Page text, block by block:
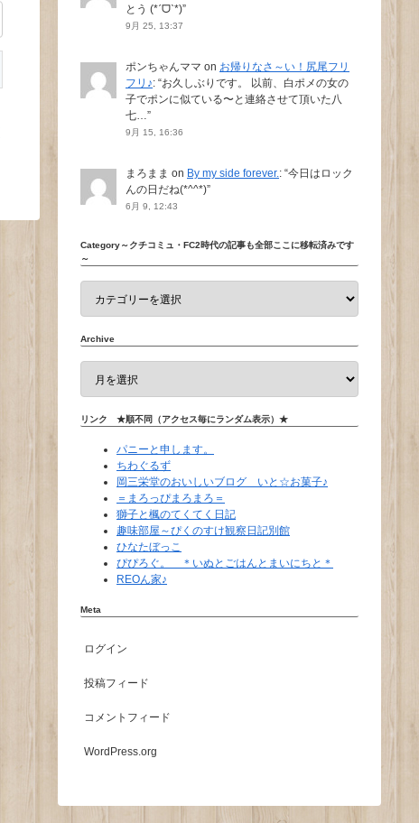
とう (*ˊᗜˋ*)”
9月 25, 13:37
ポンちゃんママ on お帰りなさ～い！尻尾フリ
フリ♪: “お久しぶりです。 以前、白ポメの女の
子でポンに似ている〜と連絡させて頂いた八
七…”
9月 15, 16:36
まろまま on By my side forever.: “今日はロック
んの日だね(*^^*)”
6月 9, 12:43
Category～クチコミュ・FC2時代の記事も全部ここに移転済みです
～
Archive
リンク ★順不同（アクセス毎にランダム表示）★
パニーと申します。
ちわぐるず
岡三栄堂のおいしいブログ いと☆お菓子♪
＝まろっぴまろまろ＝
獅子と楓のてくてく日記
趣味部屋～ぴくのすけ観察日記別館
ひなたぼっこ
ぴぴろぐ。 ＊いぬとごはんとまいにちと＊
REOん家♪
Meta
ログイン
投稿フィード
コメントフィード
WordPress.org